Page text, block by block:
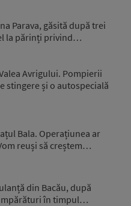
Parava, găsită după trei
la părinți privind…
Avrigului. Pompierii
stingere și o autospecială
Bala. Operațiunea ar
reuși să creștem…
din Bacău, după
în timpul…